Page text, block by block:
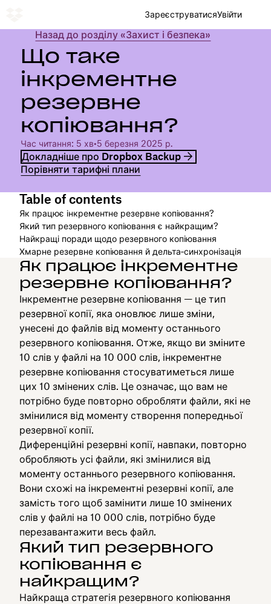
ЗареєструватисяУвійти
Назад до розділу «Захист і безпека»
Що таке
інкрементне
резервне
копіювання?
Час читання: 5 хв•5 березня 2025 р.
Докладніше про Dropbox Backup
Порівняти тарифні плани
Table of contents
Як працює інкрементне резервне копіювання?
Який тип резервного копіювання є найкращим?
Найкращі поради щодо резервного копіювання
Хмарне резервне копіювання й дельта‑синхронізація
Як працює інкрементне
резервне копіювання?
Інкрементне резервне копіювання — це тип
резервної копії, яка оновлює лише зміни,
унесені до файлів від моменту останнього
резервного копіювання. Отже, якщо ви зміните
10 слів у файлі на 10 000 слів, інкрементне
резервне копіювання стосуватиметься лише
цих 10 змінених слів. Це означає, що вам не
потрібно буде повторно обробляти файли, які не
змінилися від моменту створення попередньої
резервної копії.
Диференційні резервні копії, навпаки, повторно
обробляють усі файли, які змінилися від
моменту останнього резервного копіювання.
Вони схожі на інкрементні резервні копії, але
замість того щоб замінити лише 10 змінених
слів у файлі на 10 000 слів, потрібно буде
перезавантажити весь файл.
Який тип резервного
копіювання є
найкращим?
Найкраща стратегія резервного копіювання